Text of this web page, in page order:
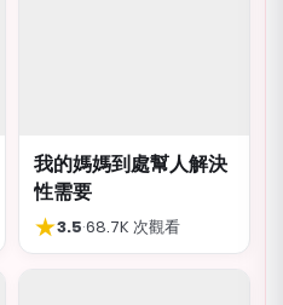
我的媽媽到處幫人解決
性需要
★3.5·68.7K 次觀看